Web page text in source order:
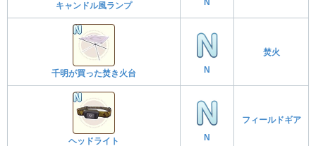
キャンドル風ランプ N
千明が買った焚き火台 N
焚火
ヘッドライト N
フィールドギア